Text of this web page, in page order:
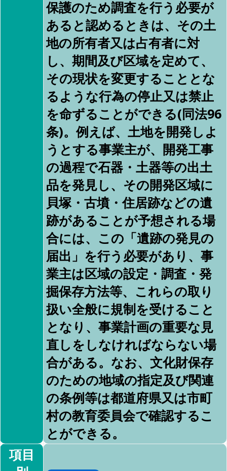
保護のため調査を行う必要が
あると認めるときは、その土
地の所有者又は占有者に対
し、期間及び区域を定めて、
その現状を変更することとな
るような行為の停止又は禁止
を命ずることができる(同法96
条)。例えば、土地を開発しよ
うとする事業主が、開発工事
の過程で石器・土器等の出土
品を発見し、その開発区域に
貝塚・古墳・住居跡などの遺
跡があることが予想される場
合には、この「遺跡の発見の
届出」を行う必要があり、事
業主は区域の設定・調査・発
掘保存方法等、これらの取り
扱い全般に規制を受けること
となり、事業計画の重要な見
直しをしなければならない場
合がある。なお、文化財保存
のための地域の指定及び関連
の条例等は都道府県又は市町
村の教育委員会で確認するこ
とができる。
項目